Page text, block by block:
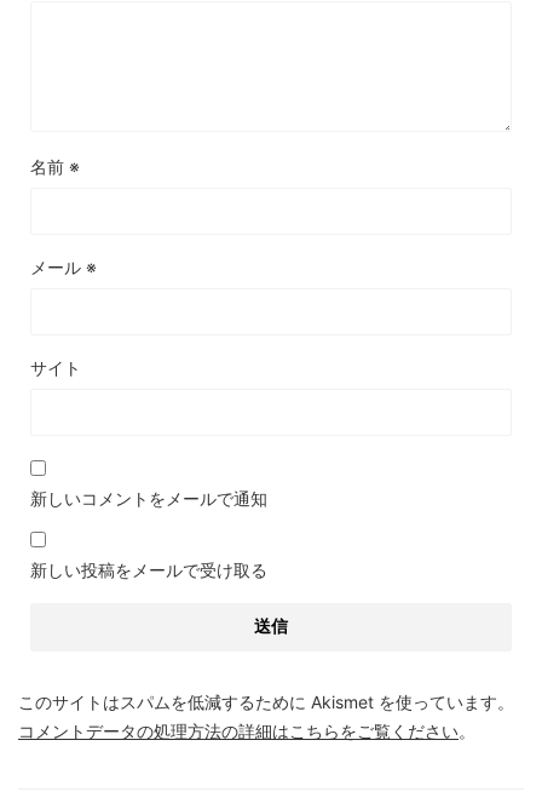
名前 ※
メール ※
サイト
新しいコメントをメールで通知
新しい投稿をメールで受け取る
このサイトはスパムを低減するために Akismet を使っています。
コメントデータの処理方法の詳細はこちらをご覧ください。